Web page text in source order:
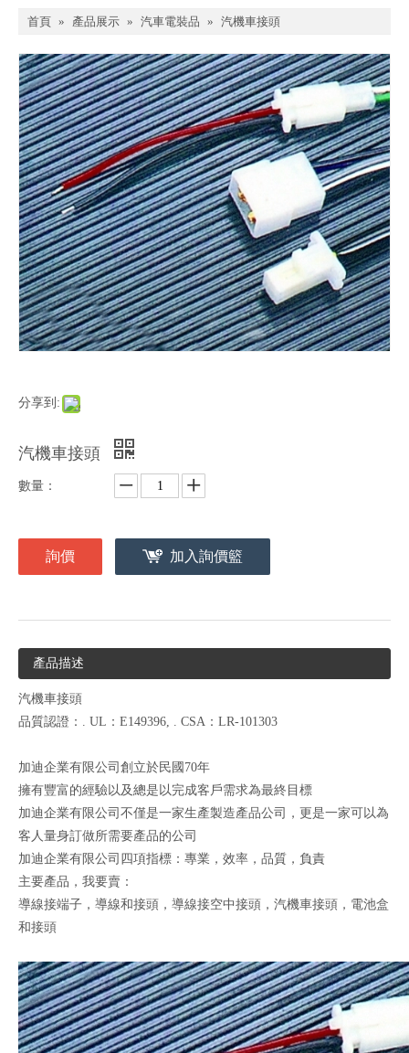
首頁 » 產品展示 » 汽車電裝品 » 汽機車接頭
分享到:
汽機車接頭
數量：
詢價 加入詢價籃
產品描述
汽機車接頭
品質認證：. UL：E149396, . CSA：LR-101303
加迪企業有限公司創立於民國70年
擁有豐富的經驗以及總是以完成客戶需求為最終目標
加迪企業有限公司不僅是一家生產製造產品公司，更是一家可以為
客人量身訂做所需要產品的公司
加迪企業有限公司四項指標：專業，效率，品質，負責
主要產品，我要賣：
導線接端子，導線和接頭，導線接空中接頭，汽機車接頭，電池盒
和接頭